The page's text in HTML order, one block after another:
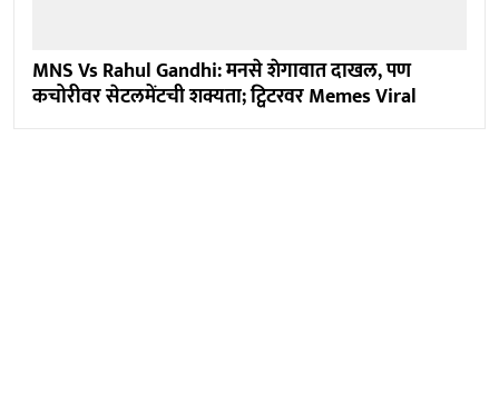
MNS Vs Rahul Gandhi: मनसे शेगावात दाखल, पण
कचोरीवर सेटलमेंटची शक्यता; ट्विटरवर Memes Viral